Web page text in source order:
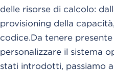
delle risorse di calcolo:
provisioning della
codice.Da tenere
personalizzare il sistema
stati introdotti, passiamo